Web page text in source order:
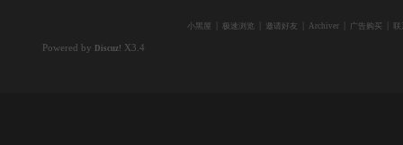
小黑屋 极速浏览 邀请好友 Archiver 广告购买
Powered by Discuz! X3.4